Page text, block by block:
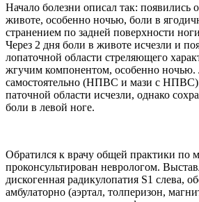
Начало болезни описал так:
животе, особенно ночью, боли в
странением по задней поверх­ности
Через 2 дня боли в животе ис­чезли и
лопаточной области стреляюще­го
жгучим компонентом, особенно ночью.
самостоятельно (НПВС и мази с
паточной области исчезли, од­нако
боли в левой ноге.
Обратился к врачу общей практики по
проконсульти­рован неврологом.
дискогенная радику­лопатия S1 слева,
амбулаторно (аэртал, толперизон,